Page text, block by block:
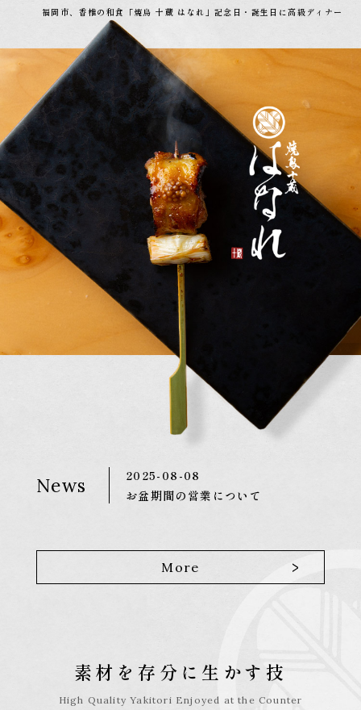
福岡市、香椎の和食「焼鳥 十蔵 はなれ」記念日・誕生日に高級ディナー
News
2025-08-08
お盆期間の営業について
More >
素材を存分に生かす技
High Quality Yakitori Enjoyed at the Counter